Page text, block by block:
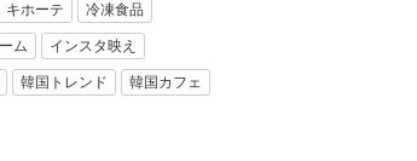
キホーテ 冷凍食品
ム インスタ映え
韓国トレンド 韓国カフェ